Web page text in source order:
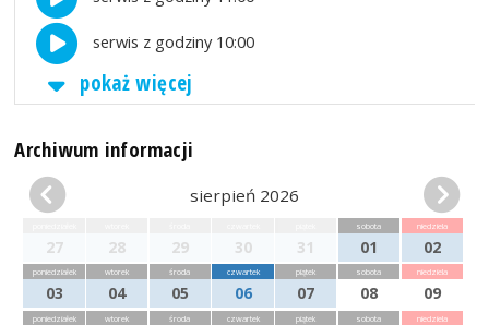
serwis z godziny 10:00
pokaż więcej
Archiwum informacji
sierpień 2026
27 28 29 30 31
sobota
01
niedziela
02
poniedziałek
03
wtorek
04
środa
05
czwartek
06
piątek
07
sobota
08
niedziela
09
poniedziałek wtorek środa czwartek piątek sobota niedziela